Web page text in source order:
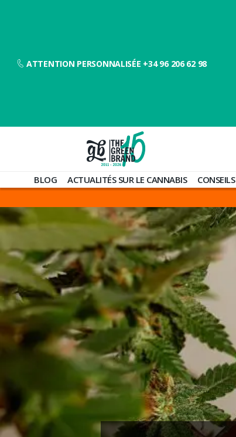
ATTENTION PERSONNALISÉE +34 96 206 62 98
Blog
de
Barato
BLOG ACTUALITÉS SUR LE CANNABIS CONSEILS